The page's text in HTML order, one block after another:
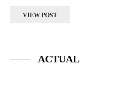
VIEW POST
ACTUAL